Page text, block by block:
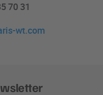
70 31
wt.com